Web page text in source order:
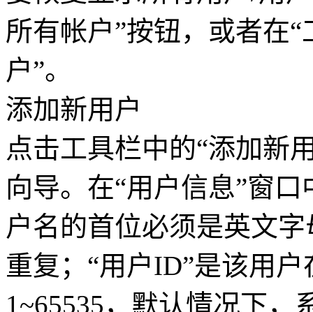
所有帐户”按钮，或者在
户”。
添加新用户
点击工具栏中的“添加新
向导。在“用户信息”窗
户名的首位必须是英文
重复；“用户ID”是该用
1~65535，默认情况下，